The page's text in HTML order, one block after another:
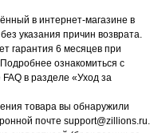
в интернет-магазине в
указания причин возврата.
гарантия 6 месяцев при
ознакомиться с
в разделе «Уход за
товара вы обнаружили
почте support@zillions.ru.